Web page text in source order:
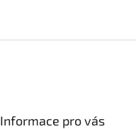
Informace pro vás